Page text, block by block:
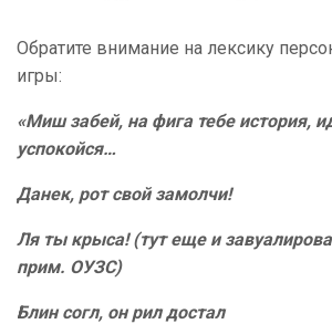
Обратите внимание на лексику
игры:
«Миш забей, на фига тебе история,
успокойся…
Данек, рот свой замолчи!
Ля ты крыса! (тут еще и
прим. ОУЗС)
Блин согл, он рил достал